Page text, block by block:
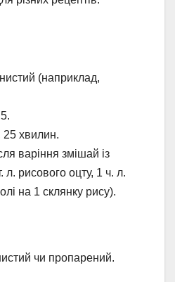
(наприклад,
25 хвилин.
варіння змішай із
л. рисового оцту, 1 ч. л.
на 1 склянку рису).
чи пропарений.